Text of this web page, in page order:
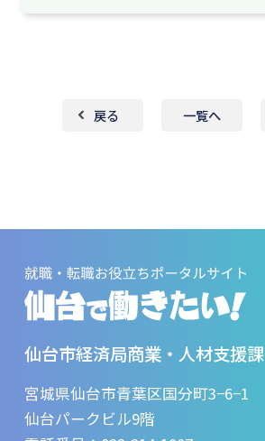
戻る 一覧へ
仙台市経済局商業・人材支援課
宮城県仙台市青葉区国分町3−6−1
仙台パークビル9階